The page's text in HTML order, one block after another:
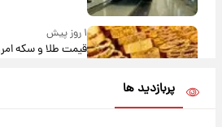
۱ روز پیش
پربازدید ها